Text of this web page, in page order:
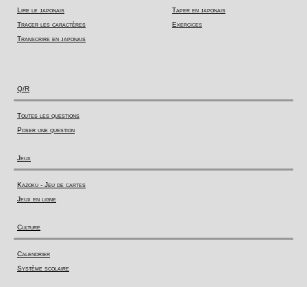
Lire le japonais
Tracer les caractères
Transcrire en japonais
Taper en japonais
Exercices
Q/R
Toutes les questions
Poser une question
Jeux
Kazoku - Jeu de cartes
Jeux en ligne
Culture
Calendrier
Système scolaire